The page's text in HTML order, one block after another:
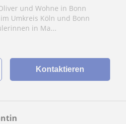
und Wohne in Bonn
Umkreis Köln und Bonn
in Ma...
Kontaktieren